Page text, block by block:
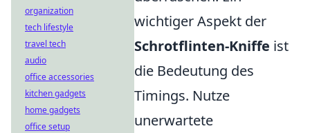
wichtiger Aspekt der
Schrotflinten-Kniffe ist
die Bedeutung des
Timings. Nutze
unerwartete
organization
tech lifestyle
travel tech
audio
office accessories
kitchen gadgets
home gadgets
office setup